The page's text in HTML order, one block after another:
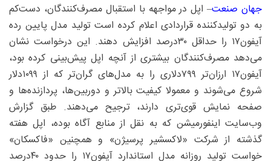
جهان صنعت– اپل در مواجهه با استقبال مصرف‌کنندگان، دست‌کم
به دو تولیدکننده قراردادی اعلام کرده است تولید مدل پایین رده
آیفون۱۷ را حداقل ۳۰‌درصد افزایش دهند. این درخواست نشان
می‌دهد مصرف‌کنندگان بیشتری از آنچه اپل پیش‌بینی کرده بود،
آیفون۱۷ ارزان‌تر ۷۹۹دلاری را به مدل‌های گران‌تر که از ۱۰۹۹دلار
شروع می‌شوند و معمولا کیفیت بالاتر و دوربین‌ها، پردازنده‌ها و
صفحه نمایش قوی‌تری دارند، ترجیح می‌دهند. طبق گزارش
وب‌سایت اینفورمیشن که به نقل از منابع آگاه بوده، اپل هفته
گذشته از شرکت «لاکسشیر پرسیژن» و همچنین «فاکسکان»
خواست تولید روزانه مدل استاندارد آیفون۱۷ را حدود ۴۰‌درصد